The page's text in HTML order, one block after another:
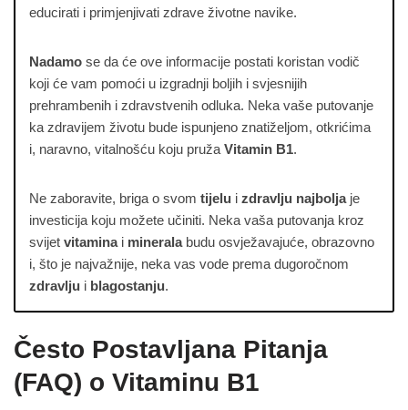
educirati i primjenjivati zdrave životne navike.
Nadamo se da će ove informacije postati koristan vodič
koji će vam pomoći u izgradnji boljih i svjesnijih
prehrambenih i zdravstvenih odluka. Neka vaše putovanje
ka zdravijem životu bude ispunjeno znatiželjom, otkrićima
i, naravno, vitalnošću koju pruža Vitamin B1.
Ne zaboravite, briga o svom tijelu i zdravlju najboljaje
investicija koju možete učiniti. Neka vaša putovanja kroz
svijet vitaminai mineralabudu osvježavajuće, obrazovno
i, što je najvažnije, neka vas vode prema dugoročnom
zdravlju i blagostanju.
Često Postavljana Pitanja
(FAQ) o Vitaminu B1